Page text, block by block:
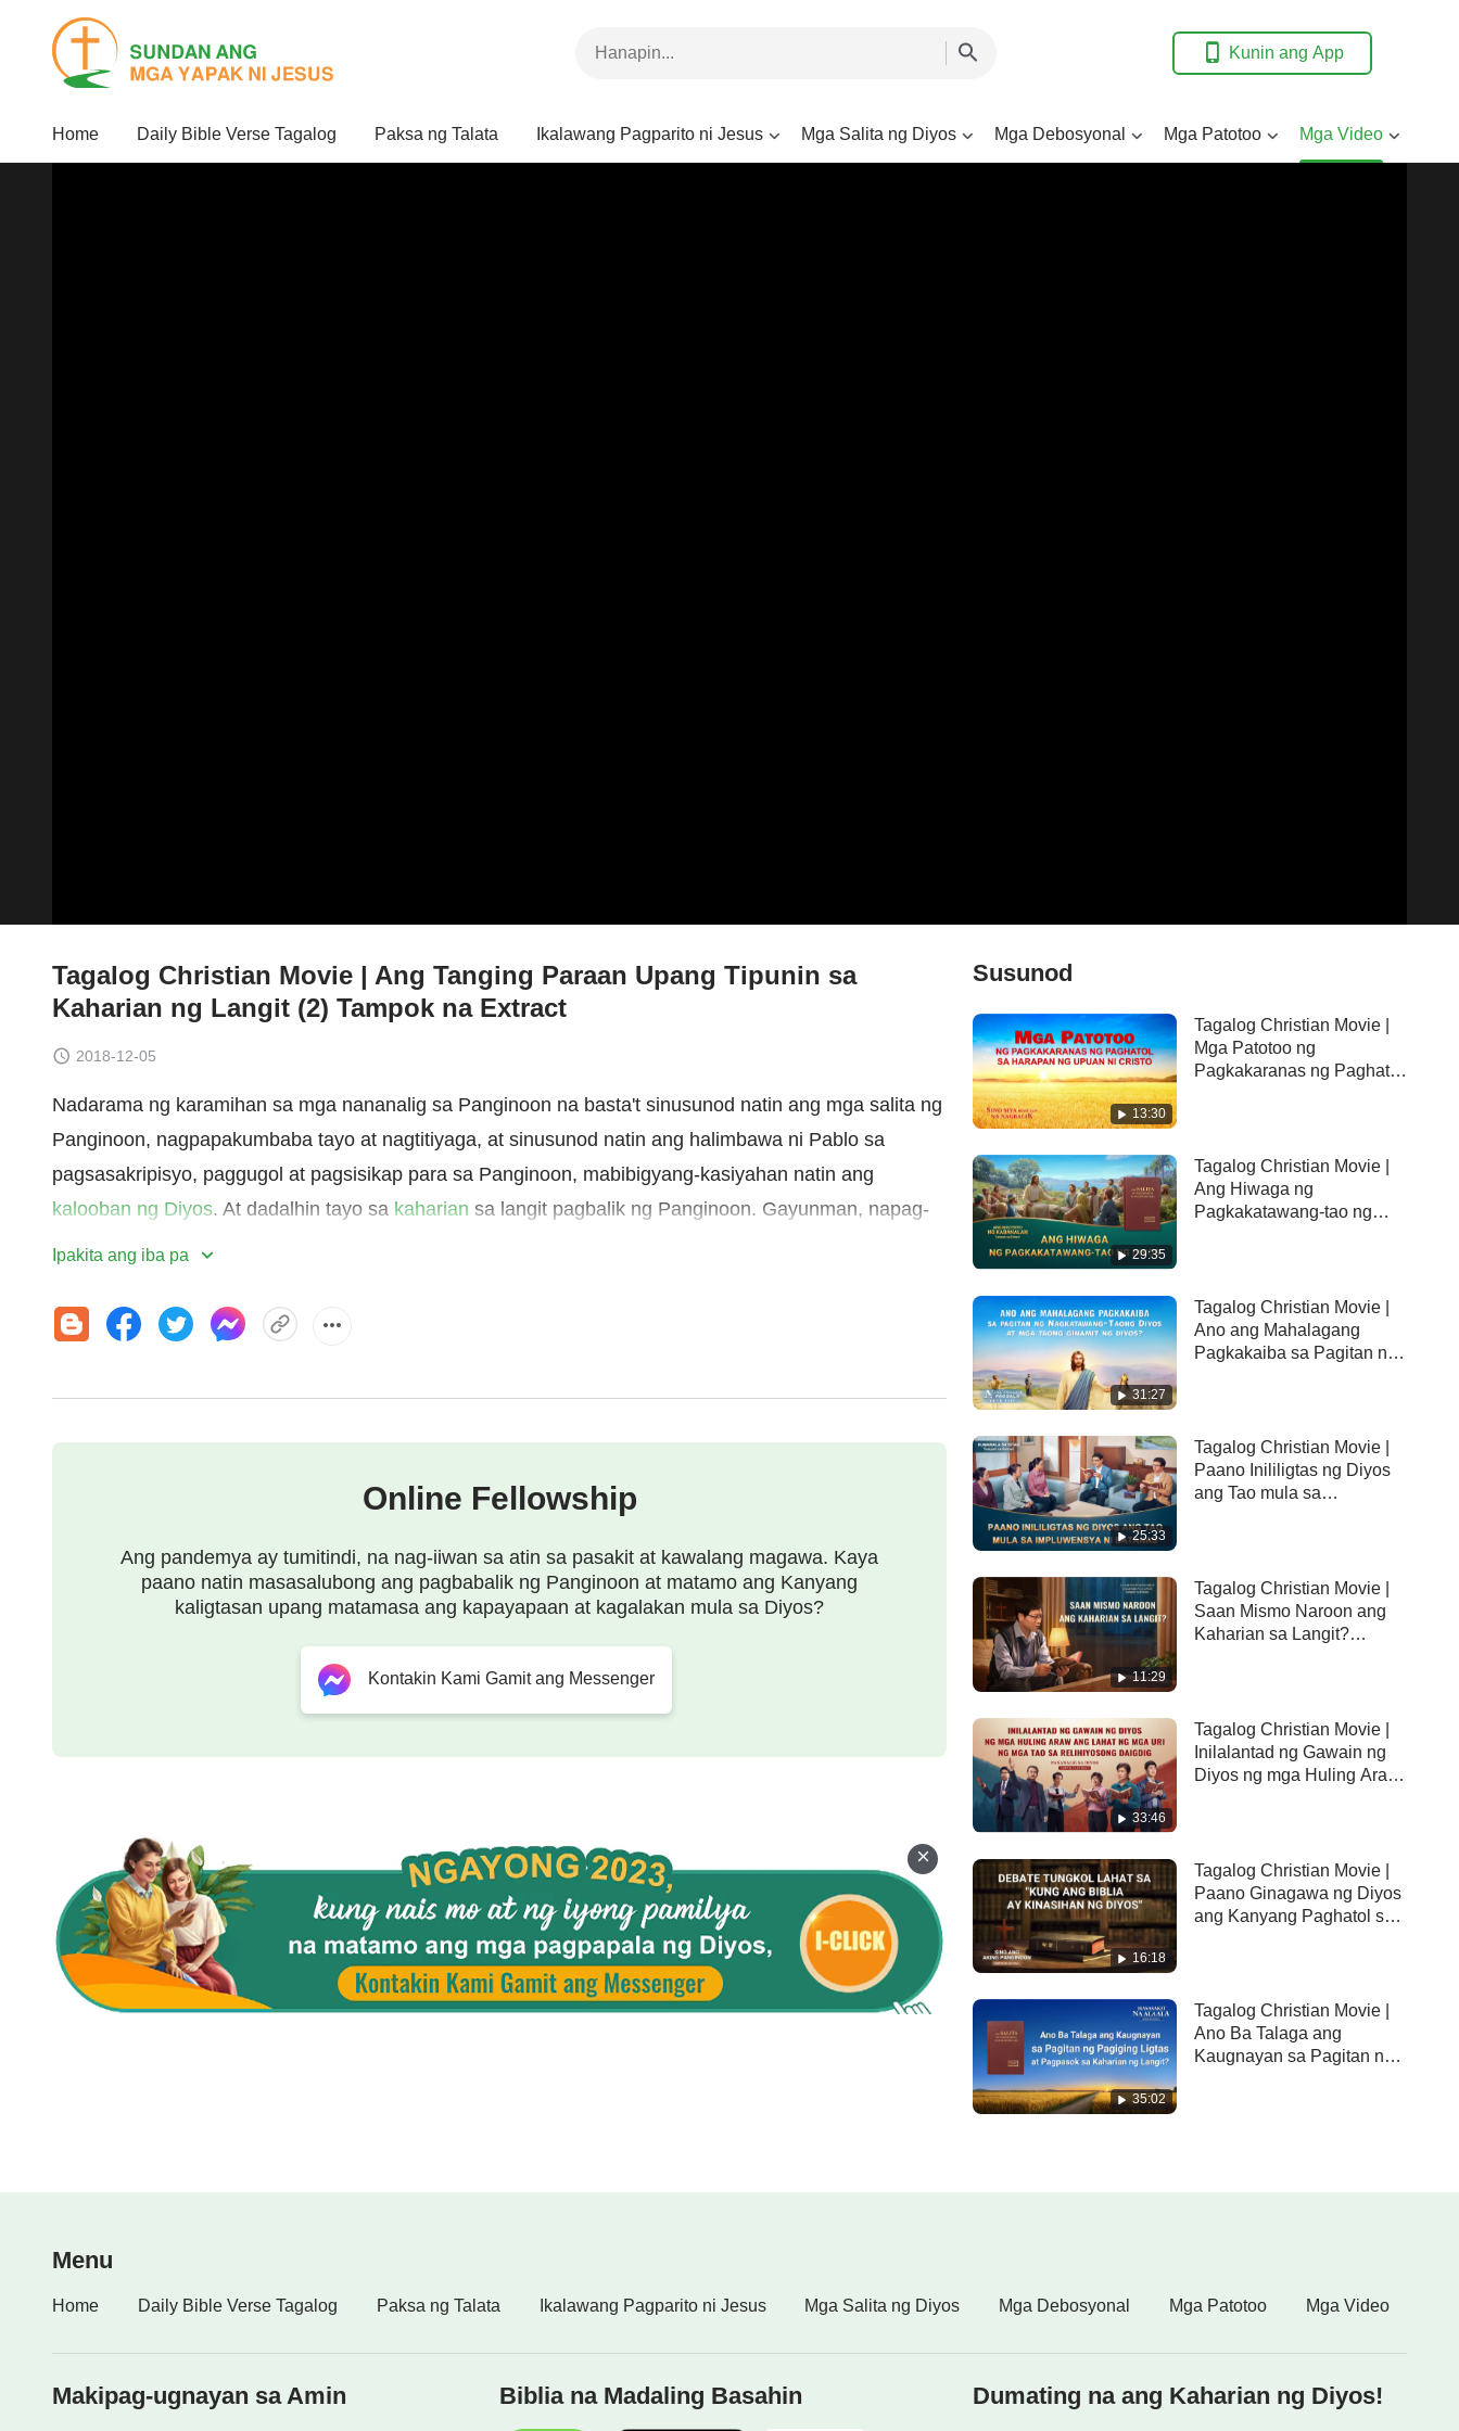
Kunin ang App
Home Daily Bible Verse Tagalog Paksa ng Talata Ikalawang Pagparito ni Jesus Mga Salita ng Diyos Mga Debosyonal Mga Patotoo Mga Video
Tagalog Christian Movie | Ang Tanging Paraan Upang Tipunin sa
Kaharian ng Langit (2) Tampok na Extract
2018-12-05
Nadarama ng karamihan sa mga nananalig sa Panginoon na basta't sinusunod natin ang mga salita ng
Panginoon, nagpapakumbaba tayo at nagtitiyaga, at sinusunod natin ang halimbawa ni Pablo sa
pagsasakripisyo, paggugol at pagsisikap para sa Panginoon, mabibigyang-kasiyahan natin ang
kalooban ng Diyos. At dadalhin tayo sa kaharian sa langit pagbalik ng Panginoon. Gayunman, napag-
isip-isip na ba natin kung talagang makakamit ng paghahanap na ito ang papuri at pagtanggap ng
Panginoon at madala sa kaharian sa langit?
Ipakita ang iba pa
Online Fellowship
Ang pandemya ay tumitindi, na nag-iiwan sa atin sa pasakit at kawalang magawa. Kaya
paano natin masasalubong ang pagbabalik ng Panginoon at matamo ang Kanyang
kaligtasan upang matamasa ang kapayapaan at kagalakan mula sa Diyos?
Kontakin Kami Gamit ang Messenger
Susunod
13:30
Tagalog Christian Movie |
Mga Patotoo ng
Pagkakaranas ng Paghatol
29:35
Tagalog Christian Movie |
Ang Hiwaga ng
Pagkakatawang-tao ng
31:27
Tagalog Christian Movie |
Ano ang Mahalagang
Pagkakaiba sa Pagitan ng
25:33
Tagalog Christian Movie |
Paano Inililigtas ng Diyos
ang Tao mula sa
11:29
Tagalog Christian Movie |
Saan Mismo Naroon ang
Kaharian sa Langit?
33:46
Tagalog Christian Movie |
Inilalantad ng Gawain ng
Diyos ng mga Huling Araw
Extract)
16:18
Tagalog Christian Movie |
Paano Ginagawa ng Diyos
ang Kanyang Paghatol sa
35:02
Tagalog Christian Movie |
Ano Ba Talaga ang
Kaugnayan sa Pagitan ng
Menu
Home Daily Bible Verse Tagalog Paksa ng Talata Ikalawang Pagparito ni Jesus Mga Salita ng Diyos Mga Debosyonal Mga Patotoo Mga Video
Makipag-ugnayan sa Amin Biblia na Madaling Basahin Dumating na ang Kaharian ng Diyos!